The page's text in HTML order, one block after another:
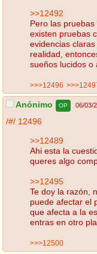
>>12492
Pero las
existen pruebas
evidencias
realidad,
sueños lucidos o
>>>12496
Anónimo OP 06/03/
/#/ 12496
>>12489
Ahi esta la
queres algo
>>12495
Te doy la razón,
puede afectar el
que afecta a la
entras en otro
>>>12500